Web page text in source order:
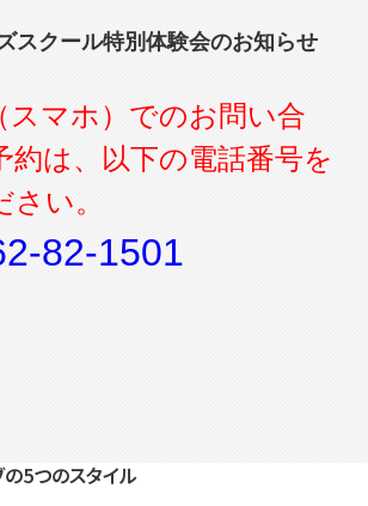
内
方
クール特別体験会のお知らせ
マホ）でのお問い合
約は、以下の電話番号を
い。
82-1501
5つのスタイル